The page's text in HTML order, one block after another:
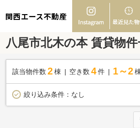
関西エース不動産
八尾市北木の本 賃貸物
該当物件数 2棟 空き数 4 件 1～2
絞り込み条件： なし